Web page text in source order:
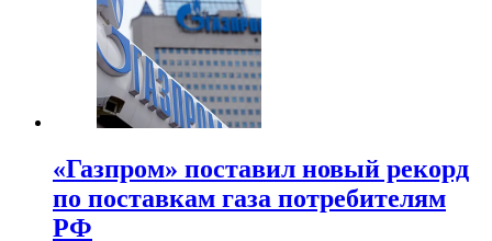
«Газпром» поставил новый рекорд
по поставкам газа потребителям
РФ